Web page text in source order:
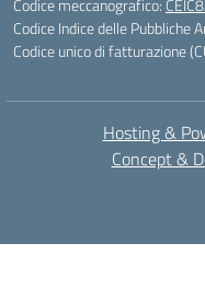
Codice meccanografico:
Codice Indice delle Pubbliche
Codice unico di fatturazione
Hosting &
Concept &